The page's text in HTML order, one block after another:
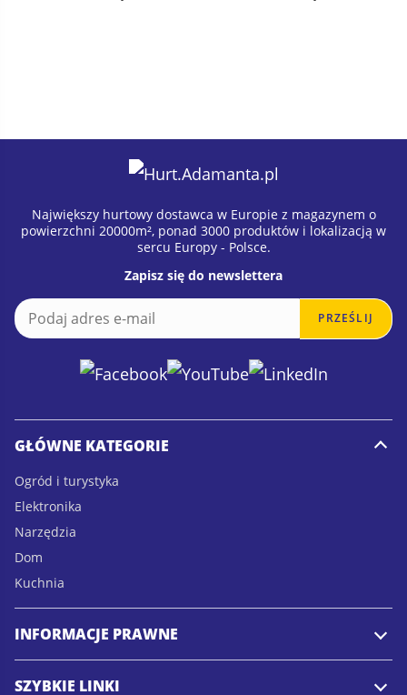
Największy hurtowy dostawca w Europie z magazynem o
powierzchni 20000m², ponad 3000 produktów i lokalizacją w
sercu Europy - Polsce.
Zapisz się do newslettera
a
i
l
E
m
PRZEŚLIJ
GŁÓWNE KATEGORIE
Ogród i turystyka
Elektronika
Narzędzia
Dom
Kuchnia
INFORMACJE PRAWNE
SZYBKIE LINKI